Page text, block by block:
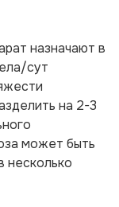
назначают в
сут
на 2-3
может быть
несколько